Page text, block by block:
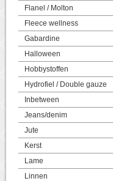
Flanel / Molton
Fleece wellness
Gabardine
Halloween
Hobbystoffen
Hydrofiel / Double gauze
Inbetween
Jeans/denim
Jute
Kerst
Lame
Linnen